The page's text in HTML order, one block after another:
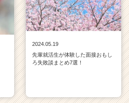
2024.05.19
先輩就活生が体験した面接おもし
ろ失敗談まとめ7選！